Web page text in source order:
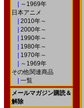
～1969年
日本アニメ
2010年～
2000年～
1990年～
1980年～
1970年～
～1969年
その他関連商品
一覧
メールマガジン購読＆
解除